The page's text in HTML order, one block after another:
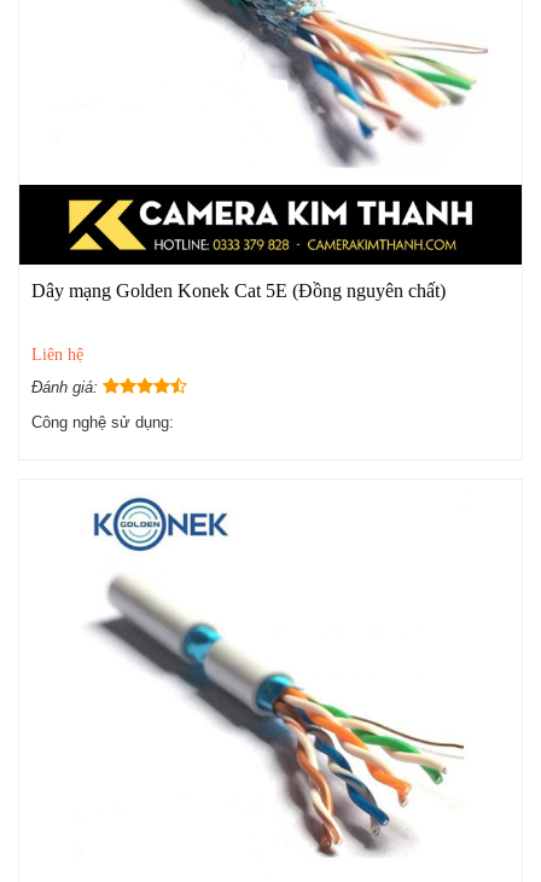
Dây mạng Golden Konek Cat 5E (Đồng nguyên chất)
Liên hệ
Đánh giá:
Công nghệ sử dụng: